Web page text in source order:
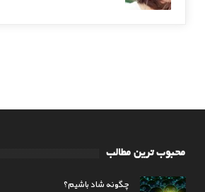
محبوب ترین مطالب
چگونه شاد باشیم؟